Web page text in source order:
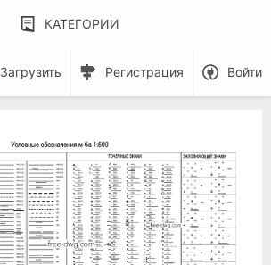
КАТЕГОРИИ
Загрузить Регистрация Войти